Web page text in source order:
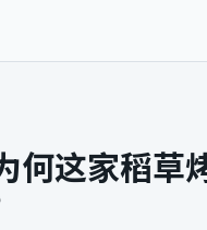
这家稻草